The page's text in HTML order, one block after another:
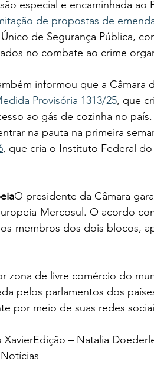
especial e encaminhada ao
de propostas de
de Segurança Pública,
no combate ao crime
informou que a Câmara
Provisória 1313/25, que
ao gás de cozinha no país.
na pauta na primeira
, que cria o Instituto Federal
O presidente da Câmara
Mercosul. O acordo
membros dos dois blocos,
zona de livre comércio do
pelos parlamentos dos
por meio de suas redes
– Natalia